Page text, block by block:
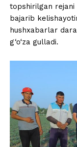
topshirilgan rejani
bajarib
hushxabarlar
g‘o‘za gulladi.